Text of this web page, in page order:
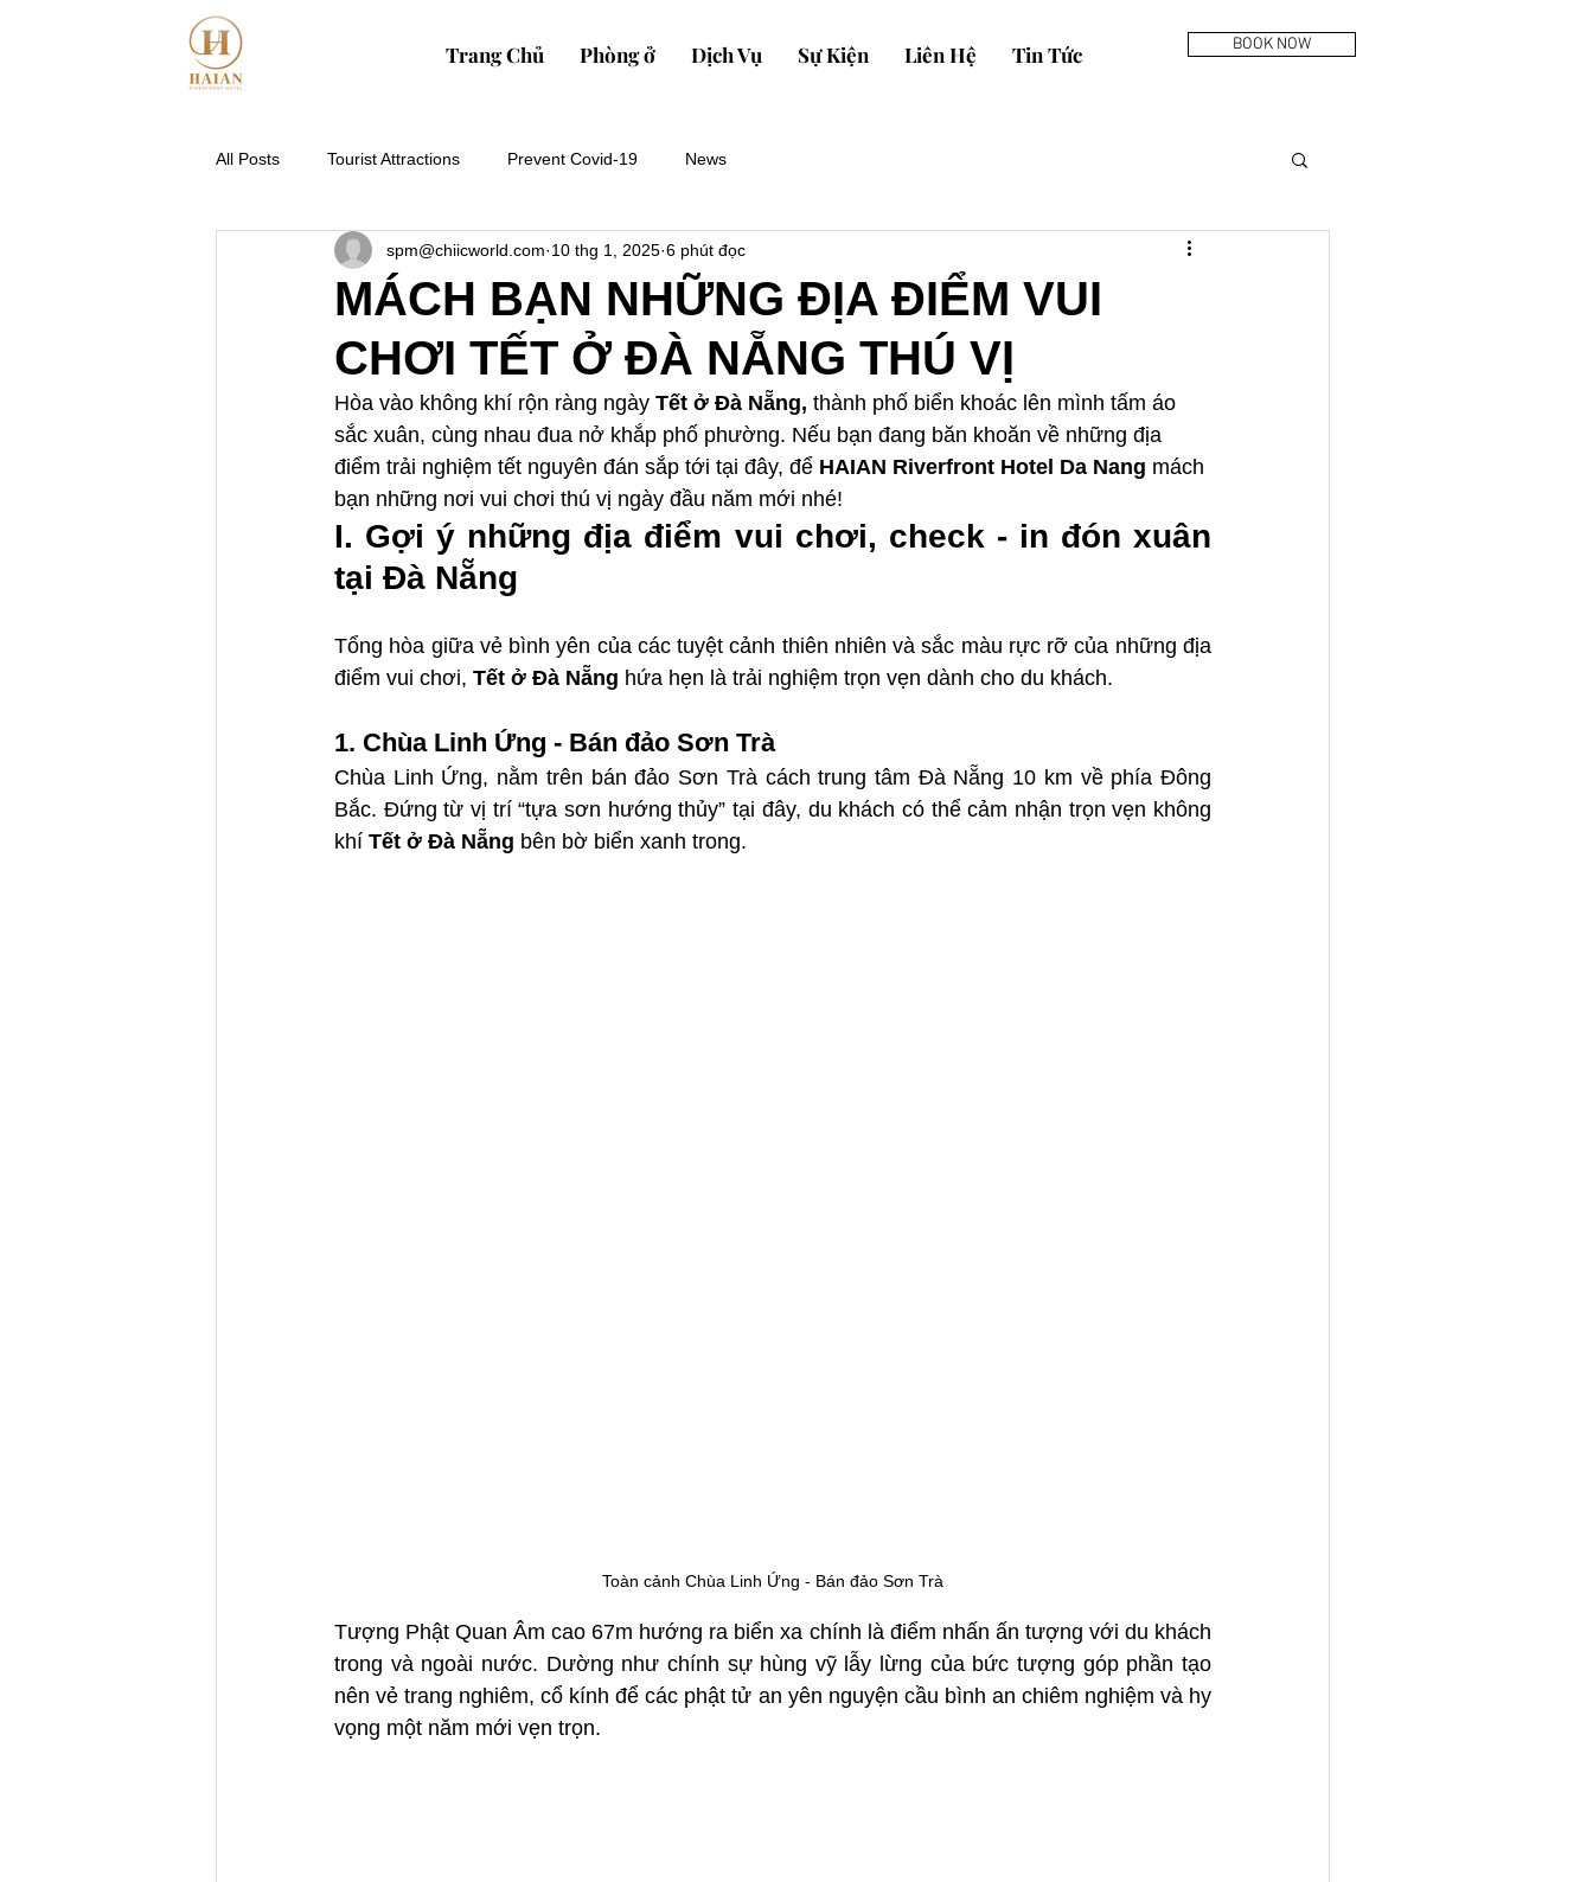
Trang Chủ Phòng ở Dịch Vụ Sự Kiện Liên Hệ Tin Tức BOOK NOW
All Posts Tourist Attractions Prevent Covid-19 News
MÁCH BẠN NHỮNG ĐỊA ĐIỂM VUI
CHƠI TẾT Ở ĐÀ NẴNG THÚ VỊ
spm@chiicworld.com 10 thg 1, 2025 6 phút đọc
Hòa vào không khí rộn ràng ngày Tết ở Đà Nẵng, thành phố biển khoác lên mình tấm áo
sắc xuân, cùng nhau đua nở khắp phố phường. Nếu bạn đang băn khoăn về những địa
điểm trải nghiệm tết nguyên đán sắp tới tại đây, để HAIAN Riverfront Hotel Da Nang mách
bạn những nơi vui chơi thú vị ngày đầu năm mới nhé!
I. Gợi ý những địa điểm vui chơi, check - in đón xuân
tại Đà Nẵng
Tổng hòa giữa vẻ bình yên của các tuyệt cảnh thiên nhiên và sắc màu rực rỡ của những địa
điểm vui chơi, Tết ở Đà Nẵng hứa hẹn là trải nghiệm trọn vẹn dành cho du khách.
1. Chùa Linh Ứng - Bán đảo Sơn Trà
Chùa Linh Ứng, nằm trên bán đảo Sơn Trà cách trung tâm Đà Nẵng 10 km về phía Đông
Bắc. Đứng từ vị trí “tựa sơn hướng thủy” tại đây, du khách có thể cảm nhận trọn vẹn không
khí Tết ở Đà Nẵng bên bờ biển xanh trong.
Toàn cảnh Chùa Linh Ứng - Bán đảo Sơn Trà
Tượng Phật Quan Âm cao 67m hướng ra biển xa chính là điểm nhấn ấn tượng với du khách
trong và ngoài nước. Dường như chính sự hùng vỹ lẫy lừng của bức tượng góp phần tạo
nên vẻ trang nghiêm, cổ kính để các phật tử an yên nguyện cầu bình an chiêm nghiệm và hy
vọng một năm mới vẹn trọn.